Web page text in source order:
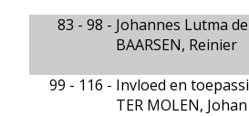
83 - 98 - Johannes Lutma
BAARSEN, Reinier
99 - 116 - Invloed en
TER MOLEN, Johan